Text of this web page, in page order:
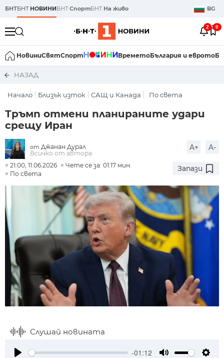
БНТБНТ НОВИНИБНТСпортБНТ На живо BG
2 0
НовиниСвятСпорт ВреметоБългария и еврото
НАЗАД
Начало Близък изток САЩ и Канада По света
Тръмп отмени планираните удари
срещу Иран
от Джанан Дурал
Всичко от автора
A+ A-
21:00, 11.06.2026
Чете се за: 01:17 мин.
По света
Запази
Слушай новината
-01:12